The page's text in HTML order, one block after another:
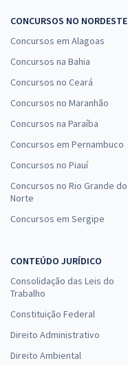
CONCURSOS NO NORDESTE
Concursos em Alagoas
Concursos na Bahia
Concursos no Ceará
Concursos no Maranhão
Concursos na Paraíba
Concursos em Pernambuco
Concursos no Piauí
Concursos no Rio Grande do
Norte
Concursos em Sergipe
CONTEÚDO JURÍDICO
Consolidação das Leis do
Trabalho
Constituição Federal
Direito Administrativo
Direito Ambiental